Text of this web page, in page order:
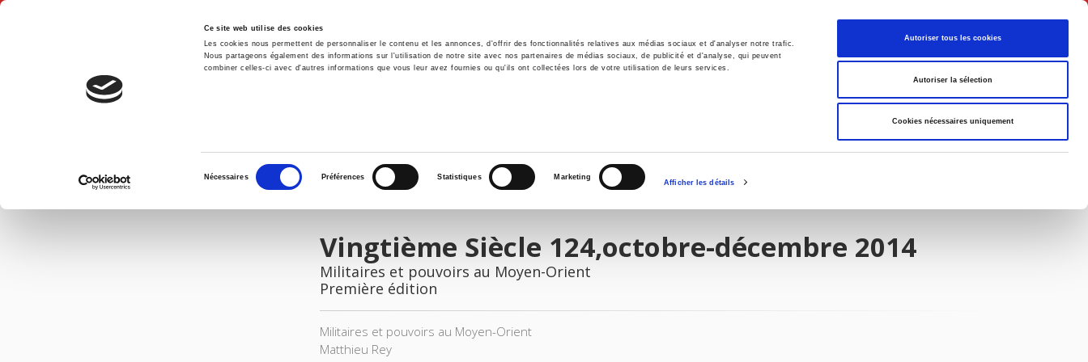
Ce site web utilise des cookies
Les cookies nous permettent de personnaliser le contenu et les annonces, d'offrir des fonctionnalités relatives aux médias sociaux et d'analyser notre trafic.
Nous partageons également des informations sur l'utilisation de notre site avec nos partenaires de médias sociaux, de publicité et d'analyse, qui peuvent
combiner celles-ci avec d'autres informations que vous leur avez fournies ou qu'ils ont collectées lors de votre utilisation de leurs services.
consentement
Nécessaires Préférences Statistiques Marketing
Afficher les détails
Autoriser tous les cookies
Autoriser la sélection
Cookies nécessaires uniquement
Français
Accueil Environnement Histoire International
IMAGES
Vingtième Siècle 124,octobre-décembre 2014
Militaires et pouvoirs au Moyen-Orient
Première édition
Militaires et pouvoirs au Moyen-Orient
Matthieu Rey